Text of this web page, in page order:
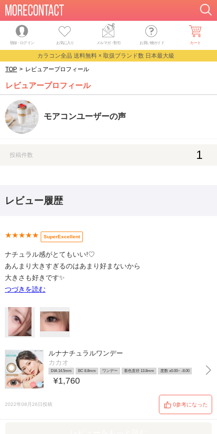
登録・ログイン お気に入り メルマガ・割引 お買い物ガイド カート
カラコン全品 送料無料 × 取扱ブランド数 日本最大級
TOP > レビュアープロフィール
レビュアープロフィール
モアコンユーザーの声
投稿件数 1
レビュー履歴
★★★★★ SuperExcellent
ナチュラル感がとてもいい!♡
あんまり大きすぎるのはあまり好まないから
大きさも好きです✨
つづきを読む
ルナナチュラルワンデー
カカオ
DIA 14.5mm BC 8.8mm ワンデー 着色直径 13.8mm 度数 ±0.00~ -8.00
¥1,760
2022年08月26日投稿 0参考になった